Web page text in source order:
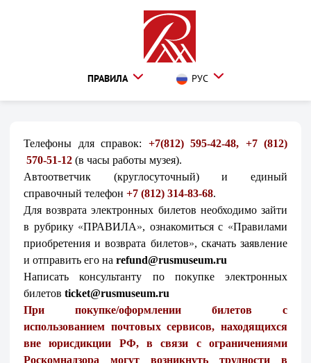
ПРАВИЛА РУС
Телефоны для справок: +7(812) 595-42-48, +7 (812)
570-51-12 (в часы работы музея).
Автоответчик (круглосуточный) и единый
справочный телефон +7 (812) 314-83-68.
Для возврата электронных билетов необходимо зайти
в рубрику «ПРАВИЛА», ознакомитьсяс «Правилами
приобретения и возврата билетов», скачать заявление
и отправить его на refund@rusmuseum.ru
Написать консультанту по покупке электронных
билетов ticket@rusmuseum.ru
При покупке/оформлении билетов с
использованием почтовых сервисов, находящихся
вне юрисдикции РФ, в связи с ограничениями
Роскомнадзора могут возникнуть трудности в